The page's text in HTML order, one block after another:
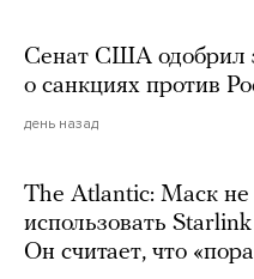
Сенат США одобрил
о санкциях против
день назад
The Atlantic: Маск не
использовать
Он считает, что